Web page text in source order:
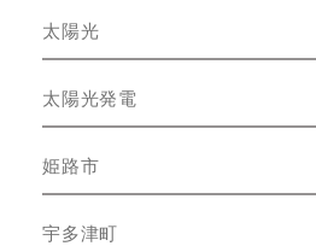
太陽光
太陽光発電
姫路市
宇多津町